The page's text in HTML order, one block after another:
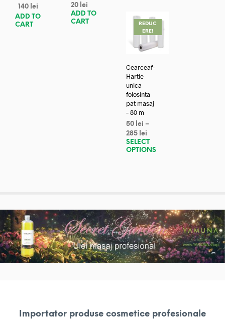
140 lei
ADD TO
CART
20 lei
ADD TO
CART
REDUC
ERE!
Cearceaf-
Hartie
unica
folosinta
pat masaj
– 80 m
50 lei –
285 lei
SELECT
OPTIONS
Importator produse cosmetice profesionale